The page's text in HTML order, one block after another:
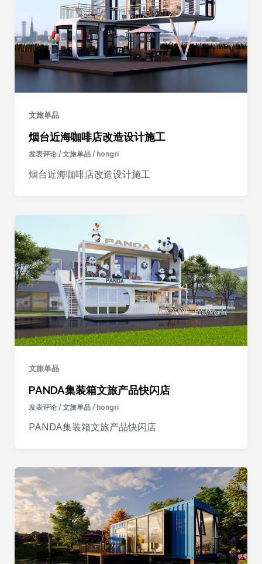
文旅单品
烟台近海咖啡店改造设计施工
发表评论 /文旅单品/ hongri
烟台近海咖啡店改造设计施工
文旅单品
PANDA集装箱文旅产品快闪店
发表评论 /文旅单品/ hongri
PANDA集装箱文旅产品快闪店